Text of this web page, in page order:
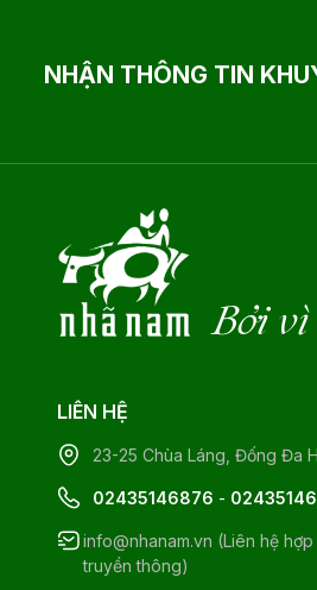
NHẬN THÔNG TIN
Bởi vì
LIÊN HỆ
23-25 Chùa Láng, Đống Đa
02435146876 -
info@nhanam.vn (Liên hệ hợp
truyền thông)